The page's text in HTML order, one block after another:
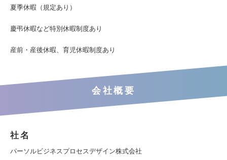
夏季休暇（規定あり）
慶弔休暇など特別休暇制度あり
産前・産後休暇、育児休暇制度あり
会社概要
社名
パーソルビジネスプロセスデザイン株式会社